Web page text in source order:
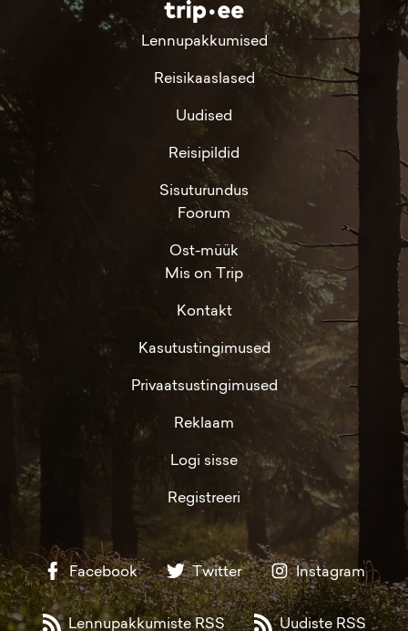
Lennupakkumised
Reisikaaslased
Uudised
Reisipildid
Sisuturundus
Foorum
Ost-müük
Mis on Trip
Kontakt
Kasutustingimused
Privaatsustingimused
Reklaam
Logi sisse
Registreeri
Facebook Twitter Instagram
Lennupakkumiste RSS Uudiste RSS